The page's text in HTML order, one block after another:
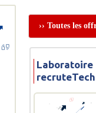
›› Toutes les
Laboratoire